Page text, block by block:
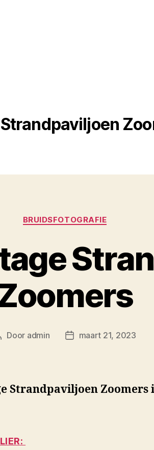
Categorieën
BRUIDSFOTOGRAFIE
Door admin Berichtdatum
maart 21, 2023
Strandpaviljoen Zoomers